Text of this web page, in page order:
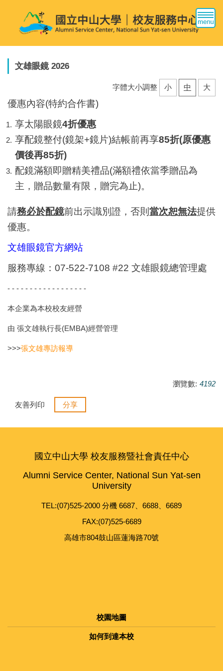
區
文雄眼鏡 2026
字體大小調整 小 中 大
優惠內容(特約合作書)
享太陽眼鏡4折優惠
享配鏡整付(鏡架+鏡片)結帳前再享85折(原優惠
價後再85折)
配鏡滿額即贈精美禮品(滿額禮依當季贈品為
主，贈品數量有限，贈完為止)。
請務必於配鏡前出示識別證，否則 當次恕無法提供
優惠。
文雄眼鏡官方網站
服務專線：07-522-7108 #22 文雄眼鏡總管理處
- - - - - - - - - - - - - - - - - -
本企業為本校校友經營
由 張文雄執行長(EMBA)經營管理
>>>張文雄專訪報導
瀏覽數: 4192
友善列印 分享
國立中山大學 校友服務暨社會責任中心
Alumni Service Center, National Sun Yat-sen
University
TEL:(07)525-2000 分機 6687、6688、6689
FAX:(07)525-6689
高雄市804鼓山區蓮海路70號
校園地圖
如何到達本校